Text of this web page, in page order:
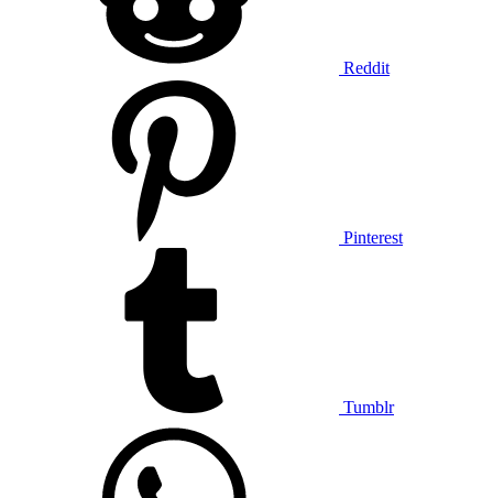
Reddit
Pinterest
Tumblr